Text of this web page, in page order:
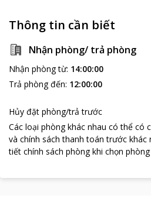
Thông tin cần biết
Nhận phòng/ trả phòng
Nhận phòng từ: 14:00:00
Trả phòng đến: 12:00:00
Hủy đặt phòng/trả trước
Các loại phòng khác nhau có thể có
và chính sách thanh toán trước khác
tiết chính sách phòng khi chọn